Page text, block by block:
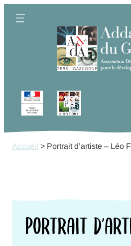
Accueil > Portrait d’artiste – Léo
PORTRAIT